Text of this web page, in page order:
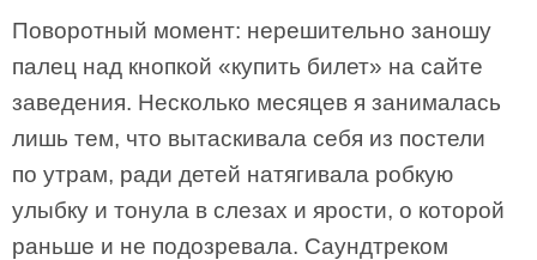
Поворотный момент: нерешительно заношу
палец над кнопкой «купить билет» на сайте
заведения. Несколько месяцев я занималась
лишь тем, что вытаскивала себя из постели
по утрам, ради детей натягивала робкую
улыбку и тонула в слезах и ярости, о которой
раньше и не подозревала. Саундтреком